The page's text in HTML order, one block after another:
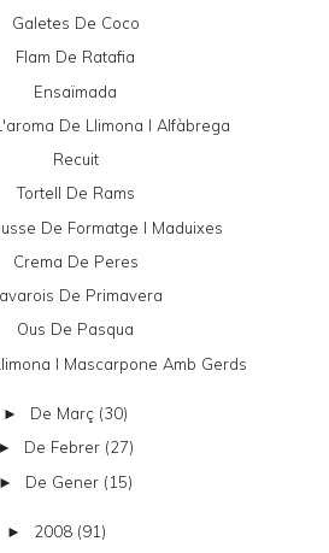
Galetes De Coco
Flam De Ratafia
Ensaïmada
De Llimona I Alfàbrega
Recuit
Tortell De Rams
De Formatge I Maduixes
Crema De Peres
De Primavera
Ous De Pasqua
I Mascarpone Amb Gerds
► De Març (30)
► De Febrer (27)
► De Gener (15)
► 2008 (91)